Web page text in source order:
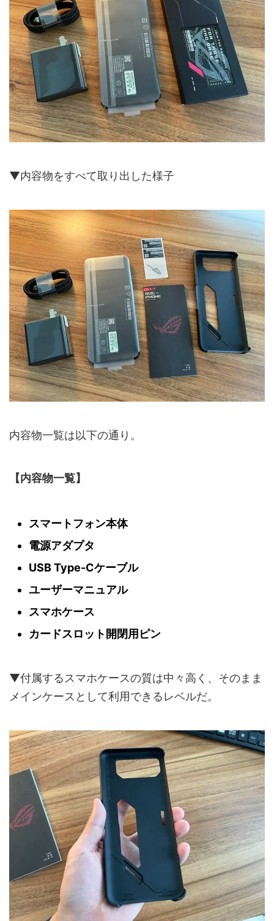
▼内容物をすべて取り出した様子
内容物一覧は以下の通り。
【内容物一覧】
スマートフォン本体
電源アダプタ
USB Type-Cケーブル
ユーザーマニュアル
スマホケース
カードスロット開閉用ピン
▼付属するスマホケースの質は中々高く、そのまま
メインケースとして利用できるレベルだ。